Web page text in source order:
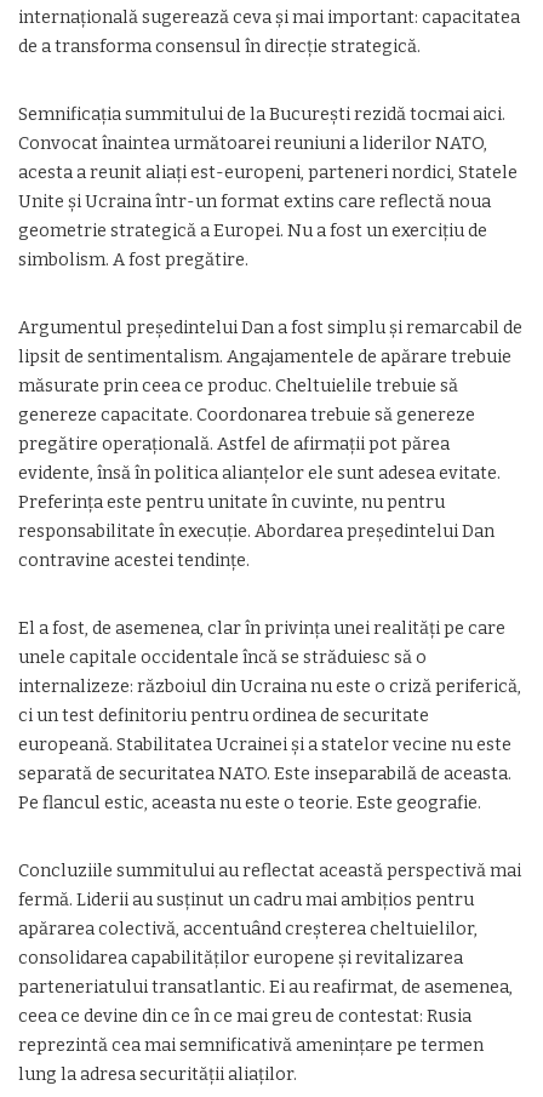
internațională sugerează ceva și mai important: capacitatea
de a transforma consensul în direcție strategică.
Semnificația summitului de la București rezidă tocmai aici.
Convocat înaintea următoarei reuniuni a liderilor NATO,
acesta a reunit aliați est-europeni, parteneri nordici, Statele
Unite și Ucraina într-un format extins care reflectă noua
geometrie strategică a Europei. Nu a fost un exercițiu de
simbolism. A fost pregătire.
Argumentul președintelui Dan a fost simplu și remarcabil de
lipsit de sentimentalism. Angajamentele de apărare trebuie
măsurate prin ceea ce produc. Cheltuielile trebuie să
genereze capacitate. Coordonarea trebuie să genereze
pregătire operațională. Astfel de afirmații pot părea
evidente, însă în politica alianțelor ele sunt adesea evitate.
Preferința este pentru unitate în cuvinte, nu pentru
responsabilitate în execuție. Abordarea președintelui Dan
contravine acestei tendințe.
El a fost, de asemenea, clar în privința unei realități pe care
unele capitale occidentale încă se străduiesc să o
internalizeze: războiul din Ucraina nu este o criză periferică,
ci un test definitoriu pentru ordinea de securitate
europeană. Stabilitatea Ucrainei și a statelor vecine nu este
separată de securitatea NATO. Este inseparabilă de aceasta.
Pe flancul estic, aceasta nu este o teorie. Este geografie.
Concluziile summitului au reflectat această perspectivă mai
fermă. Liderii au susținut un cadru mai ambițios pentru
apărarea colectivă, accentuând creșterea cheltuielilor,
consolidarea capabilităților europene și revitalizarea
parteneriatului transatlantic. Ei au reafirmat, de asemenea,
ceea ce devine din ce în ce mai greu de contestat: Rusia
reprezintă cea mai semnificativă amenințare pe termen
lung la adresa securității aliaților.